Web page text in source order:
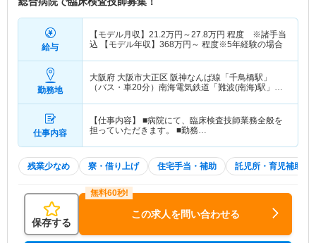
給与
【モデル月収】 21.2万円～27.8万円 程度 ※諸手当
込 【モデル年収】 368万円～ 程度※5年経験の場合
勤務地
大阪府 大阪市大正区 阪神なんば線「千鳥橋駅」
（バス・車20分）南海電気鉄道「難波(南海)駅」
仕事内容
【仕事内容】 ■病院にて、臨床検査技師業務全般を
担っていただきます。 ■勤務…
残業少なめ 寮・借り上げ 住宅手当・補助 託児所・育児補助
保存する
この求人を問い合わせる